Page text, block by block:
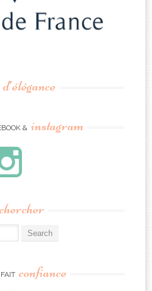
d’élégance
& instagram
confiance